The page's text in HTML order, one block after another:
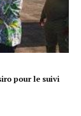
pour le suivi